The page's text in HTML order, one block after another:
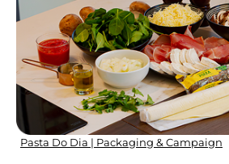
Pasta Do Dia | Packaging & Campaign